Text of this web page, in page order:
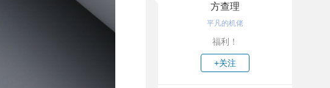
方查理
平凡的机佬
福利！
+关注